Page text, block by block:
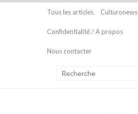
Tous les articles Culturonews
Confidentialité / A propos
Nous contacter